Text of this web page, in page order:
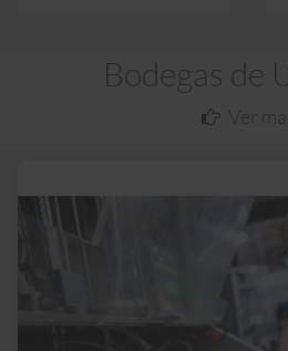
Bodegas de
Ver